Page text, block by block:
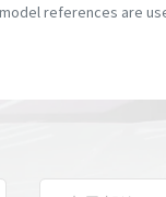
references are